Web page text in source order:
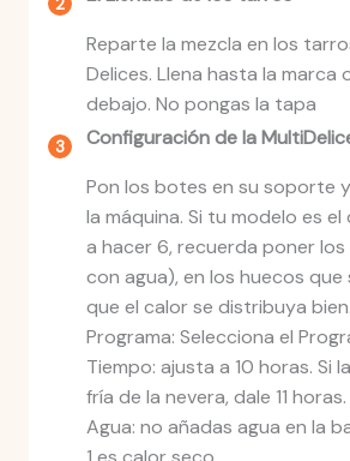
Reparte la mezcla en los
Delices. Llena hasta la marca
debajo. No pongas la tapa
Configuración de la
Pon los botes en su soporte
la máquina. Si tu modelo es el
a hacer 6, recuerda poner
con agua), en los huecos
que el calor se distribuya bien.
Programa: Selecciona el
Tiempo: ajusta a 10 horas. Si
fría de la nevera, dale 11 horas.
Agua: no añadas agua en la